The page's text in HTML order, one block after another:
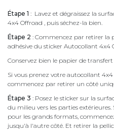
Étape 1 : Lavez et dégraissez la
4x4 Offroad , puis séchez-la bien.
Étape 2 : Commencez par retirer la
adhésive du sticker Autocollant 4x4
Conservez bien le papier de
Si vous prenez votre autocollant
commencez par retirer un côté
Étape 3 : Posez le sticker sur la
du milieu vers les parties
pour les grands formats,
jusqu'à l'autre côté. Et retirer la